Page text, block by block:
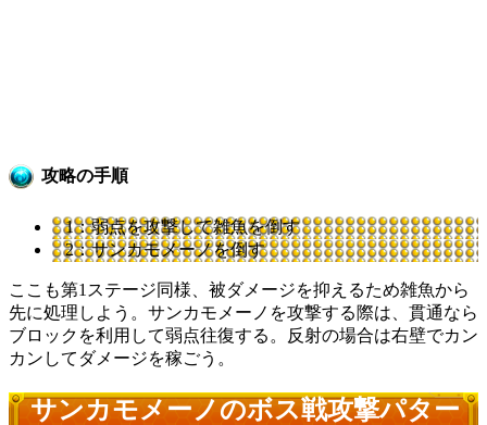
攻略の手順
1：弱点を攻撃して雑魚を倒す
2：サンカモメーノを倒す
ここも第1ステージ同様、被ダメージを抑えるため雑魚から
先に処理しよう。サンカモメーノを攻撃する際は、貫通なら
ブロックを利用して弱点往復する。反射の場合は右壁でカン
カンしてダメージを稼ごう。
サンカモメーノのボス戦攻撃パター